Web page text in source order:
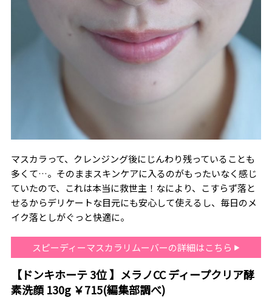
マスカラって、クレンジング後にじんわり残っていることも
多くて…。そのままスキンケアに入るのがもったいなく感じ
ていたので、これは本当に救世主！なにより、こすらず落と
せるからデリケートな目元にも安心して使えるし、毎日のメ
イク落としがぐっと快適に。
スピーディーマスカラリムーバーの詳細はこちら
【ドンキホーテ3位 】メラノCCディープクリア酵
素洗顔 130g ￥715(編集部調べ)